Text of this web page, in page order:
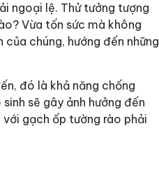
ngoại lệ. Thử tưởng tượng
Vừa tốn sức mà không
chúng, hướng đến những
đó là khả năng chống
sẽ gây ảnh hưởng đến
gạch ốp tường rào phải